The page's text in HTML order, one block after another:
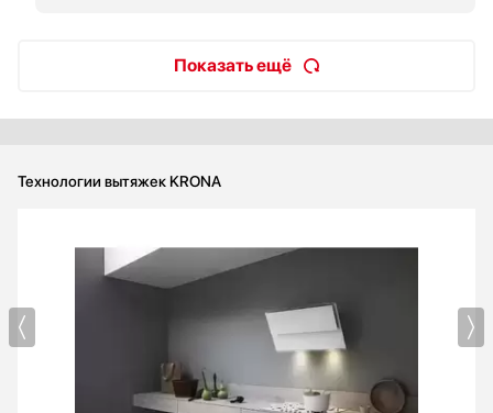
Показать ещё
Технологии вытяжек KRONA